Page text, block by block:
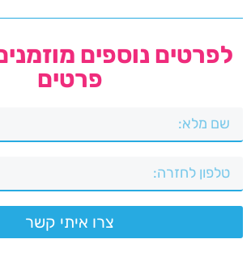
לפרטים נוספים
פרטים
צרו איתי קשר